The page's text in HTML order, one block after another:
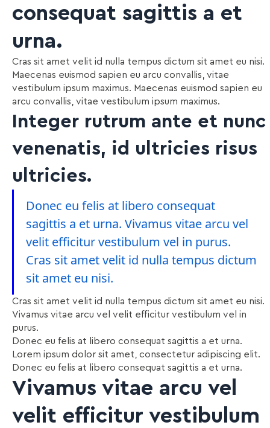
consequat sagittis a et
urna.
Cras sit amet velit id nulla tempus dictum sit amet eu nisi.
Maecenas euismod sapien eu arcu convallis, vitae
vestibulum ipsum maximus. Maecenas euismod sapien eu
arcu convallis, vitae vestibulum ipsum maximus.
Integer rutrum ante et nunc
venenatis, id ultricies risus
ultricies.
Donec eu felis at libero consequat
sagittis a et urna. Vivamus vitae arcu vel
velit efficitur vestibulum vel in purus.
Cras sit amet velit id nulla tempus dictum
sit amet eu nisi.
Cras sit amet velit id nulla tempus dictum sit amet eu nisi.
Vivamus vitae arcu vel velit efficitur vestibulum vel in
purus.
Donec eu felis at libero consequat sagittis a et urna.
Lorem ipsum dolor sit amet, consectetur adipiscing elit.
Donec eu felis at libero consequat sagittis a et urna.
Vivamus vitae arcu vel
velit efficitur vestibulum